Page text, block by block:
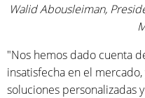
Walid Abousleiman,
"Nos hemos dado cuenta
insatisfecha en el
soluciones personalizadas